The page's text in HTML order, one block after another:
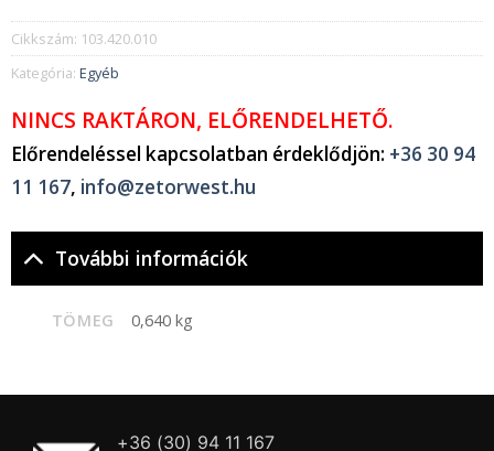
Cikkszám: 103.420.010
Kategória: Egyéb
NINCS RAKTÁRON, ELŐRENDELHETŐ.
Előrendeléssel kapcsolatban érdeklődjön: +36 30 94
11 167, info@zetorwest.hu
További információk
TÖMEG 0,640 kg
+36 (30) 94 11 167